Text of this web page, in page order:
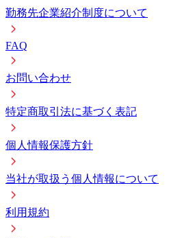
勤務先企業紹介制度について
FAQ
お問い合わせ
特定商取引法に基づく表記
個人情報保護方針
当社が取扱う個人情報について
利用規約